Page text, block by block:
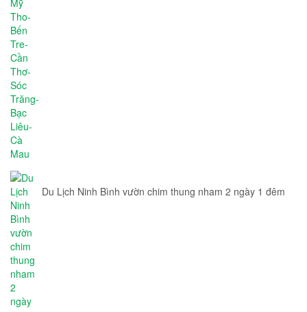
Du Lịch Ninh Bình vườn chim thung nham 2 ngày 1 đêm